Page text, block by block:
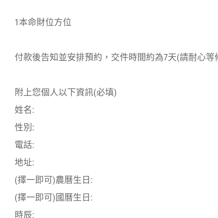
1本命財位方位
付款後告知並安排預約，交件時間約為7天(請耐心等
附上您個人以下資訊(必填)
姓名:
性別:
電話:
地址:
(擇一即可)農曆生日:
(擇一即可)國曆生日:
時辰: